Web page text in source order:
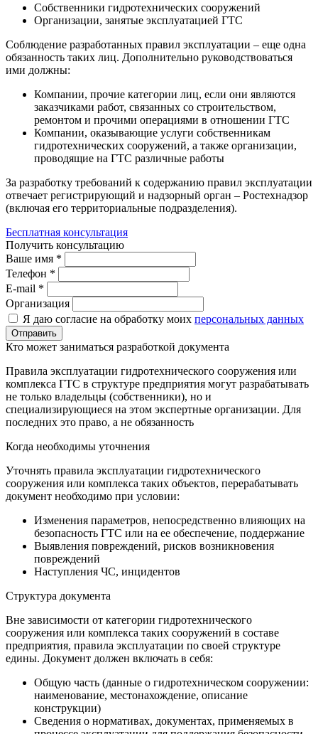
Собственники гидротехнических сооружений
Организации, занятые эксплуатацией ГТС
Соблюдение разработанных правил эксплуатации – еще одна
обязанность таких лиц. Дополнительно руководствоваться
ими должны:
Компании, прочие категории лиц, если они являются
заказчиками работ, связанных со строительством,
ремонтом и прочими операциями в отношении ГТС
Компании, оказывающие услуги собственникам
гидротехнических сооружений, а также организации,
проводящие на ГТС различные работы
За разработку требований к содержанию правил эксплуатации
отвечает регистрирующий и надзорный орган – Ростехнадзор
(включая его территориальные подразделения).
Бесплатная консультация
Получить консультацию
Ваше имя *
Телефон *
E-mail *
Организация
Я даю согласие на обработку моих персональных данных
Отправить
Кто может заниматься разработкой документа
Правила эксплуатации гидротехнического сооружения или
комплекса ГТС в структуре предприятия могут разрабатывать
не только владельцы (собственники), но и
специализирующиеся на этом экспертные организации. Для
последних это право, а не обязанность
Когда необходимы уточнения
Уточнять правила эксплуатации гидротехнического
сооружения или комплекса таких объектов, перерабатывать
документ необходимо при условии:
Изменения параметров, непосредственно влияющих на
безопасность ГТС или на ее обеспечение, поддержание
Выявления повреждений, рисков возникновения
повреждений
Наступления ЧС, инцидентов
Структура документа
Вне зависимости от категории гидротехнического
сооружения или комплекса таких сооружений в составе
предприятия, правила эксплуатации по своей структуре
едины. Документ должен включать в себя:
Общую часть (данные о гидротехническом сооружении:
наименование, местонахождение, описание
конструкции)
Сведения о нормативах, документах, применяемых в